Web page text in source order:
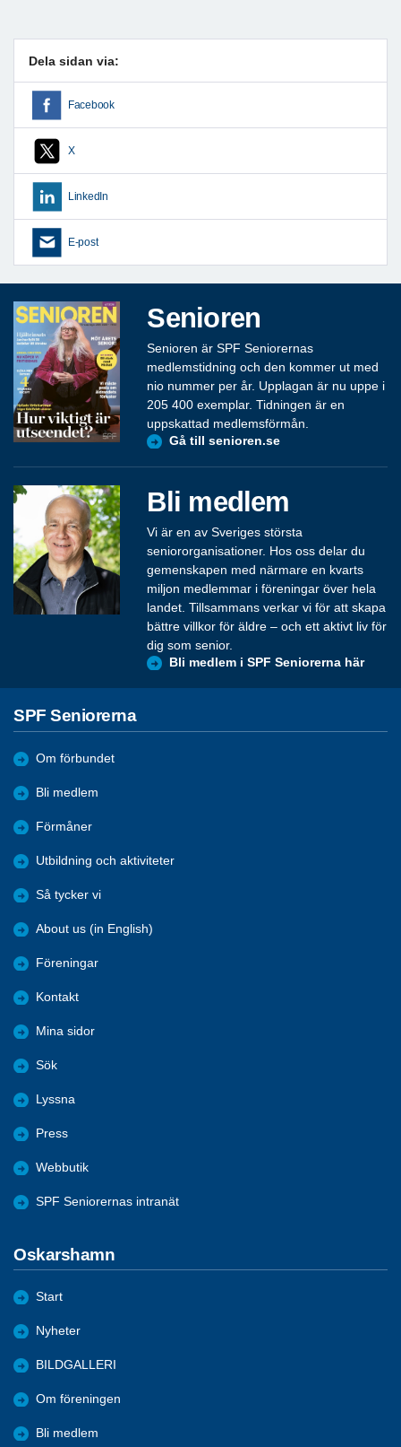
Dela sidan via:
Facebook
X
LinkedIn
E-post
Senioren
Senioren är SPF Seniorernas
medlemstidning och den kommer ut med
nio nummer per år. Upplagan är nu uppe i
205 400 exemplar. Tidningen är en
uppskattad medlemsförmån.
Gå till senioren.se
Bli medlem
Vi är en av Sveriges största
seniororganisationer. Hos oss delar du
gemenskapen med närmare en kvarts
miljon medlemmar i föreningar över hela
landet. Tillsammans verkar vi för att skapa
bättre villkor för äldre – och ett aktivt liv för
dig som senior.
Bli medlem i SPF Seniorerna här
SPF Seniorerna
Om förbundet
Bli medlem
Förmåner
Utbildning och aktiviteter
Så tycker vi
About us (in English)
Föreningar
Kontakt
Mina sidor
Sök
Lyssna
Press
Webbutik
SPF Seniorernas intranät
Oskarshamn
Start
Nyheter
BILDGALLERI
Om föreningen
Bli medlem